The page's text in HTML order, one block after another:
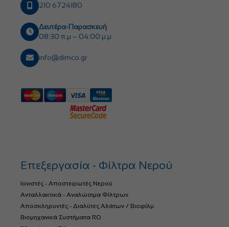
210 6724180
Δευτέρα-Παρασκευή
08:30 π.μ – 04:00 μ.μ
info@dimco.gr
Επεξεργασία - Φίλτρα Νερού
Ιονιστές - Αποστειρωτές Νερού
Ανταλλακτικά - Αναλώσιμα Φίλτρων
Αποσκληρυντές - Διαλύτες Αλάτων / Βιοφίλμ
Βιομηχανικά Συστήματα RO